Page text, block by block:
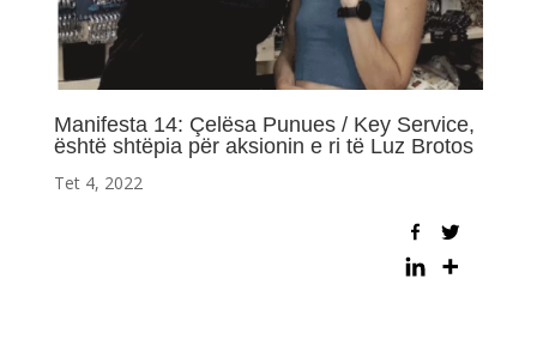
Manifesta 14: Çelësa Punues / Key Service,
është shtëpia për aksionin e ri të Luz Brotos
Tet 4, 2022